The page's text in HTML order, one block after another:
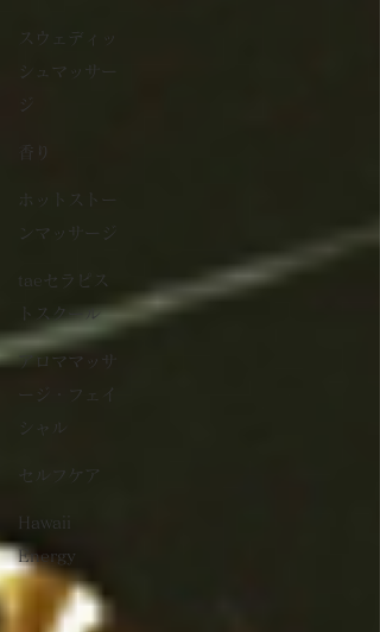
スウェディッ
シュマッサー
ジ
香り
ホットストー
ンマッサージ
taeセラピス
トスクール
アロママッサ
ージ・フェイ
シャル
セルフケア
Hawaii
Energy